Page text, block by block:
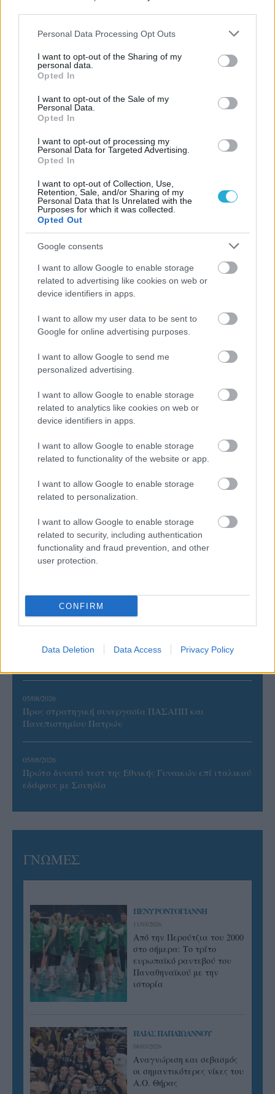
Please note that this website/app uses one or more Google
not limited to your visit or usage behaviour. You may click to
grant or deny consent to Google and its third-party tags to
use your data for below specified purposes in below Google
consent section.
Personal Data Processing Opt Outs
I want to opt-out of the Sharing of my
personal data.
Opted In
I want to opt-out of the Sale of my
Personal Data.
Opted In
I want to opt-out of processing my
Personal Data for Targeted Advertising.
Opted In
I want to opt-out of Collection, Use,
Retention, Sale, and/or Sharing of my
Personal Data that Is Unrelated with the
Purposes for which it was collected.
Opted Out
Google consents
I want to allow Google to enable storage
related to advertising like cookies on web or
device identifiers in apps.
I want to allow my user data to be sent to
Google for online advertising purposes.
I want to allow Google to send me
personalized advertising.
I want to allow Google to enable storage
related to analytics like cookies on web or
device identifiers in apps.
I want to allow Google to enable storage
related to functionality of the website or app.
I want to allow Google to enable storage
related to personalization.
I want to allow Google to enable storage
related to security, including authentication
functionality and fraud prevention, and other
user protection.
CONFIRM
Data Deletion Data Access Privacy Policy
Βουλγαρία, η Πολωνία, το Πουέρτο Ρίκο και η Δομινικανή
ΡΟΗ ΕΙΔΗΣΕΩΝ
Το πάλεψε μέχρι τέλους η Εθνική γυναικών κόντρα
στην Ιταλία Β’
Η FIVB σχεδιάζει να διοργανώσει το Παγκόσμιο
Πρωτάθλημα τον Δεκέμβριο – Αντιδρούν οι σύλλογοι
με τον «Ιπτάμενο Ολλανδό» Βίλτενμπουργκ
Ισόπαλο το πρωτο φιλικό τεστ της Εθνικής στο
05/08/2026
Προς στρατηγική συνεργασία ΠΑΣΑΠΠ και
Πανεπιστημίου Πατρών
05/08/2026
Πρώτο δυνατό τεστ της Εθνικής Γυναικών επί ιταλικού
εδάφους με Σουηδία
ΓΝΩΜΕΣ
ΠΕΝΥ ΡΟΝΤΟΓΙΑΝΝΗ
11/03/2026
Από την Περούτζια του 2000
στο σήμερα: Tο τρίτο
ευρωπαϊκό ραντεβού του
Παναθηναϊκού με την
ιστορία
ΗΛΙΑΣ ΠΑΠΑΪΩΑΝΝΟΥ
08/03/2026
Αναγνώριση και σεβασμός
οι σημαντικότερες νίκες του
Α.Ο. Θήρας